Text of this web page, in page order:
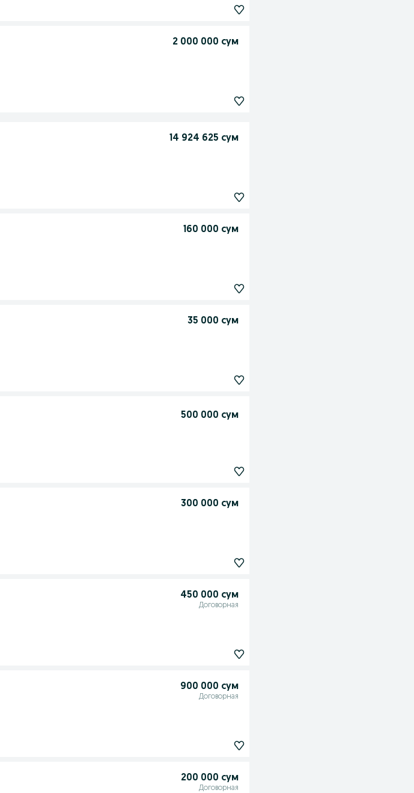
2 000 000 сум
14 924 625 сум
160 000 сум
35 000 сум
500 000 сум
300 000 сум
450 000 сум
Договорная
900 000 сум
Договорная
200 000 сум
Договорная